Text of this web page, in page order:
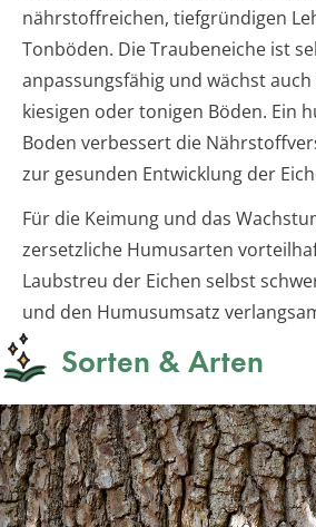
nährstoffreichen, tiefgründigen
Tonböden. Die Traubeneiche ist
anpassungsfähig und wächst
kiesigen oder tonigen Böden. Ein
Boden verbessert die
zur gesunden Entwicklung der
Für die Keimung und das
zersetzliche Humusarten
Laubstreu der Eichen selbst
und den Humusumsatz
Sorten & Arten